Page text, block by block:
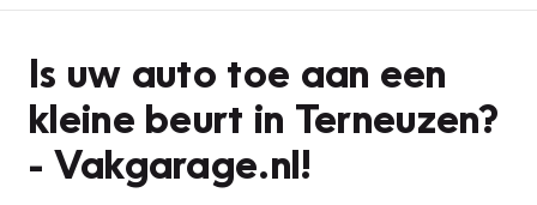
Is uw auto toe aan een
kleine beurt in Terneuzen?
- Vakgarage.nl!